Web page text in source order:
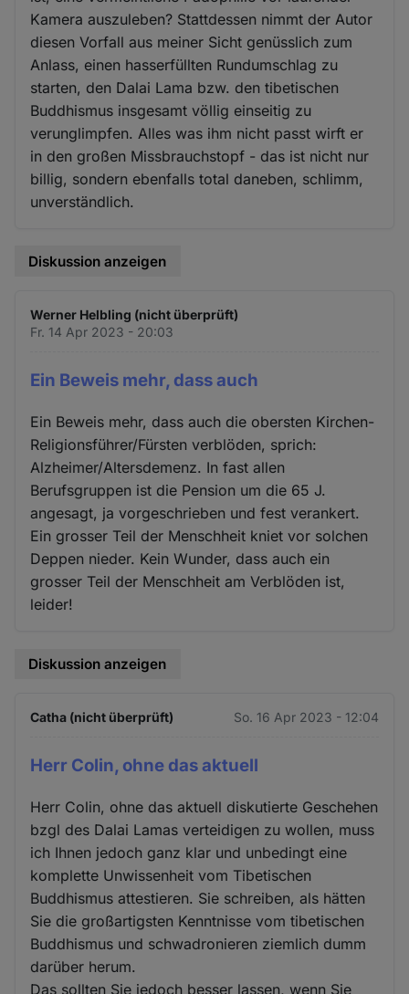
Kamera auszuleben? Stattdessen nimmt der Autor
diesen Vorfall aus meiner Sicht genüsslich zum
Anlass, einen hasserfüllten Rundumschlag zu
starten, den Dalai Lama bzw. den tibetischen
Buddhismus insgesamt völlig einseitig zu
verunglimpfen. Alles was ihm nicht passt wirft er
in den großen Missbrauchstopf - das ist nicht nur
billig, sondern ebenfalls total daneben, schlimm,
unverständlich.
Diskussion anzeigen
Werner Helbling (nicht überprüft)
Fr. 14 Apr 2023 - 20:03
Ein Beweis mehr, dass auch
Ein Beweis mehr, dass auch die obersten Kirchen-
Religionsführer/Fürsten verblöden, sprich:
Alzheimer/Altersdemenz. In fast allen
Berufsgruppen ist die Pension um die 65 J.
angesagt, ja vorgeschrieben und fest verankert.
Ein grosser Teil der Menschheit kniet vor solchen
Deppen nieder. Kein Wunder, dass auch ein
grosser Teil der Menschheit am Verblöden ist,
leider!
Diskussion anzeigen
Catha (nicht überprüft) So. 16 Apr 2023 - 12:04
Herr Colin, ohne das aktuell
Herr Colin, ohne das aktuell diskutierte Geschehen
bzgl des Dalai Lamas verteidigen zu wollen, muss
ich Ihnen jedoch ganz klar und unbedingt eine
komplette Unwissenheit vom Tibetischen
Buddhismus attestieren. Sie schreiben, als hätten
Sie die großartigsten Kenntnisse vom tibetischen
Buddhismus und schwadronieren ziemlich dumm
darüber herum.
Das sollten Sie jedoch besser lassen, wenn Sie